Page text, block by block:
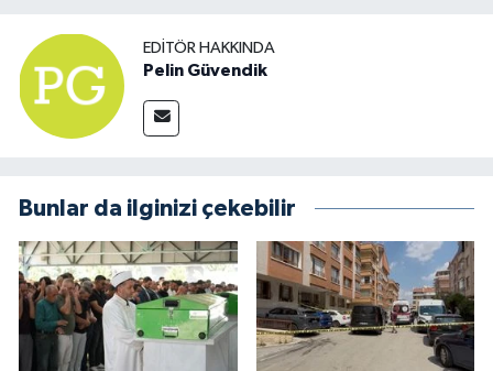
EDITÖR HAKKINDA
Pelin Güvendik
Bunlar da ilginizi çekebilir